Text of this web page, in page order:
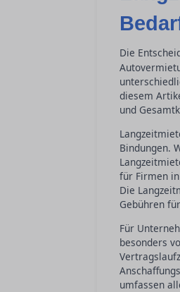
Die
diesem
und
Bindungen.
für Firmen
Die
Gebühren
Für
besonders
umfassen